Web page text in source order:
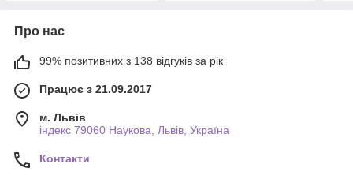
Про нас
99% позитивних з 138 відгуків за рік
Працює з 21.09.2017
м. Львів
індекс 79060 Наукова, Львів, Україна
Контакти